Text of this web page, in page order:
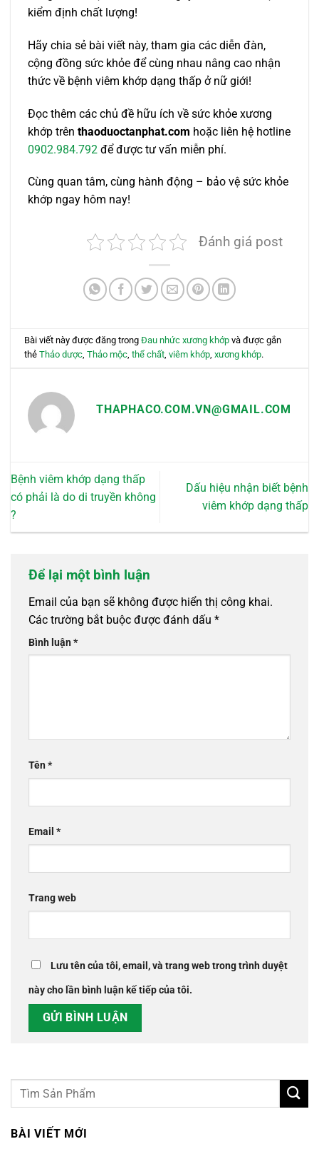
kiểm định chất lượng!
Hãy chia sẻ bài viết này, tham gia các diễn đàn,
cộng đồng sức khỏe để cùng nhau nâng cao nhận
thức về bệnh viêm khớp dạng thấp ở nữ giới!
Đọc thêm các chủ đề hữu ích về sức khỏe xương
khớp trên thaoduoctanphat.com hoặc liên hệ hotline
0902.984.792 để được tư vấn miễn phí.
Cùng quan tâm, cùng hành động – bảo vệ sức khỏe
khớp ngay hôm nay!
Đánh giá post
Bài viết này được đăng trongĐau nhức xương khớp và được gắn
thẻThảo dược,Thảo mộc,thể chất,viêm khớp,xương khớp.
THAPHACO.COM.VN@GMAIL.COM
Bệnh viêm khớp dạng thấp
có phải là do di truyền không
?
Dấu hiệu nhận biết bệnh
viêm khớp dạng thấp
Để lại một bình luận
Email của bạn sẽ không được hiển thị công khai.
Các trường bắt buộc được đánh dấu *
Bình luận*
Tên*
Email *
Trang web
Lưu tên của tôi, email, và trang web trong trình duyệt
này cho lần bình luận kế tiếp của tôi.
BÀI VIẾT MỚI